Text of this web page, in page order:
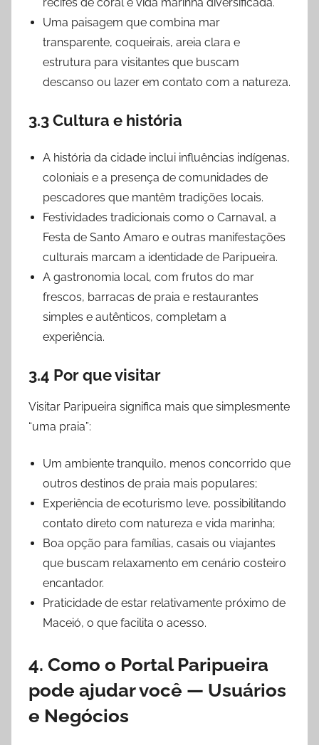
Uma paisagem que combina mar
transparente, coqueirais, areia clara e
estrutura para visitantes que buscam
descanso ou lazer em contato com a natureza.
3.3 Cultura e história
A história da cidade inclui influências indígenas,
coloniais e a presença de comunidades de
pescadores que mantêm tradições locais.
Festividades tradicionais como o Carnaval, a
Festa de Santo Amaro e outras manifestações
culturais marcam a identidade de Paripueira.
A gastronomia local, com frutos do mar
frescos, barracas de praia e restaurantes
simples e autênticos, completam a
experiência.
3.4 Por que visitar
Visitar Paripueira significa mais que simplesmente
“uma praia”:
Um ambiente tranquilo, menos concorrido que
outros destinos de praia mais populares;
Experiência de ecoturismo leve, possibilitando
contato direto com natureza e vida marinha;
Boa opção para famílias, casais ou viajantes
que buscam relaxamento em cenário costeiro
encantador.
Praticidade de estar relativamente próximo de
Maceió, o que facilita o acesso.
4. Como o Portal Paripueira
pode ajudar você — Usuários
e Negócios